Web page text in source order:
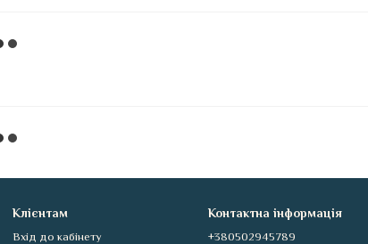
Клієнтам
Вхід до кабінету
Контактна інформація
+380502945789